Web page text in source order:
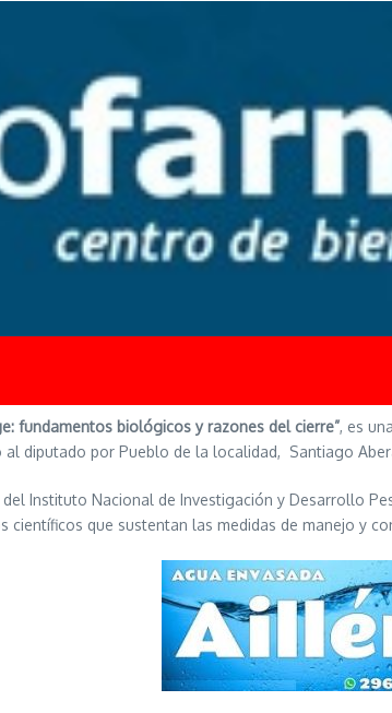
fundamentos biológicos y razones del cierre”, es
diputado por Pueblo de la localidad, Santiago
Instituto Nacional de Investigación y Desarrollo
que sustentan las medidas de manejo y